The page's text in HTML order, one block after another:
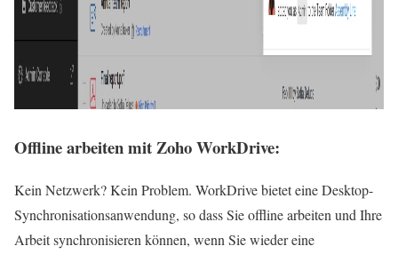
Offline arbeiten mit Zoho WorkDrive:
Kein Netzwerk? Kein Problem. WorkDrive bietet eine Desktop-
Synchronisationsanwendung, so dass Sie offline arbeiten und Ihre
Arbeit synchronisieren können, wenn Sie wieder eine